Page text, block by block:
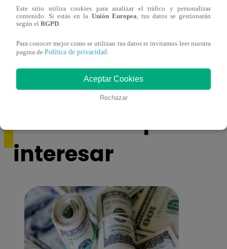
Súper Familias: la importancia del juego
en los niños
También te puede
interesar
Este sitio utiliza cookies para analizar el tráfico y personalizar
contenido. Si estás en la Unión Europea, tus datos se gestionarán
según el RGPD.
Para conocer mejor como se utilizan tus datos te invitamos leer nuestra
pagina de Política de privacidad.
Aceptar Cookies
Rechazar